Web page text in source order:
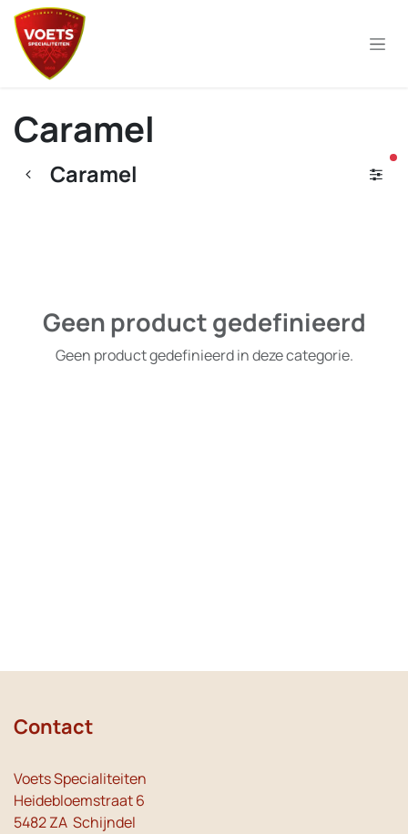
Overslaan naar inhoud
Caramel
Caramel
Geen product gedefinieerd
Geen product gedefinieerd in deze categorie.
Contact
Voets Specialiteiten
Heidebloemstraat 6
5482 ZA Schijndel